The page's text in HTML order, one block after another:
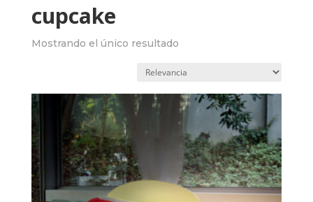
cupcake
Mostrando el único resultado